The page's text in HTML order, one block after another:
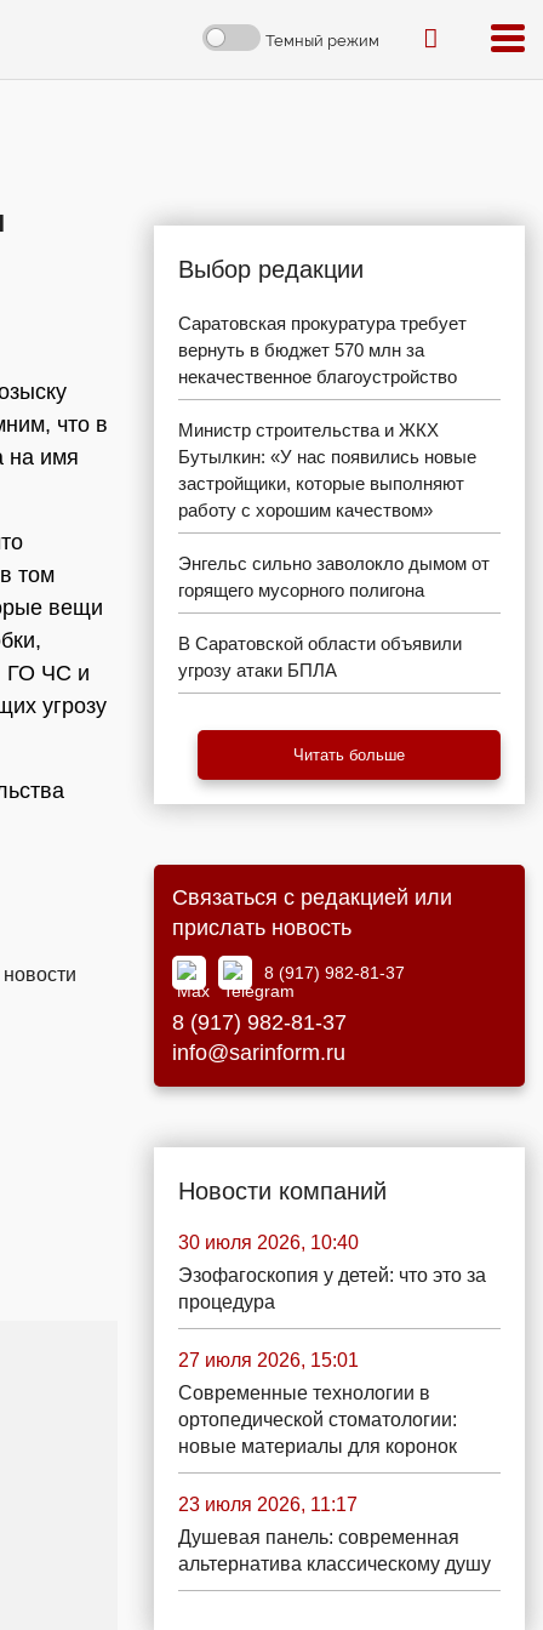
Темный режим
что в
на имя
том
вещи
ГО ЧС и
угрозу
Выбор редакции
Саратовская прокуратура требует
вернуть в бюджет 570 млн за
некачественное благоустройство
Министр строительства и ЖКХ
Бутылкин: «У нас появились новые
застройщики, которые выполняют
работу с хорошим качеством»
Энгельс сильно заволокло дымом от
горящего мусорного полигона
В Саратовской области объявили
угрозу атаки БПЛА
Читать больше
Связаться с редакцией или
прислать новость
8 (917) 982-81-37
8 (917) 982-81-37
info@sarinform.ru
Новости компаний
30 июля 2026, 10:40
Эзофагоскопия у детей: что это за
процедура
27 июля 2026, 15:01
Современные технологии в
ортопедической стоматологии:
новые материалы для коронок
23 июля 2026, 11:17
Душевая панель: современная
альтернатива классическому душу